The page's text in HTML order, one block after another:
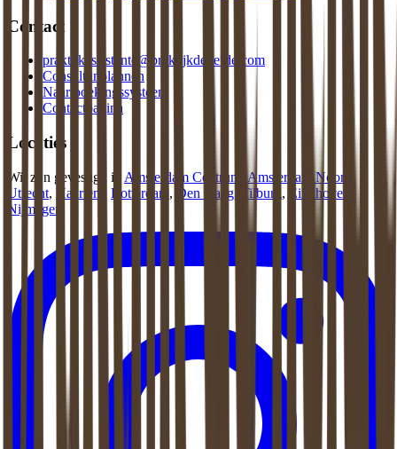
Contact
praktijkassistente@praktijkdeliefde.com
Consult inplannen
Naar boekingssysteem
Contactpagina
Locaties
Wij zijn gevestigd in Amsterdam Centrum Amsterdam Noord
Utrecht, Haarlem Rotterdam , Den Haag Tilburg , Eindhoven
Nijmegen